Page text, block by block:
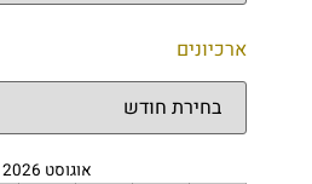
ארכיונים
אוגוסט 2026